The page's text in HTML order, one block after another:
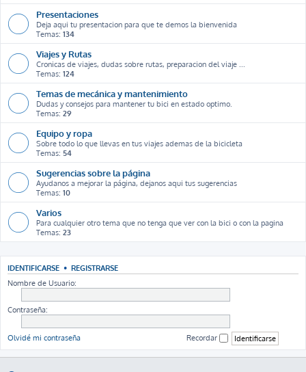
Presentaciones
Deja aqui tu presentacion para que te demos la bienvenida
Temas: 134
Viajes y Rutas
Cronicas de viajes, dudas sobre rutas, preparacion del viaje ...
Temas: 124
Temas de mecánica y mantenimiento
Dudas y consejos para mantener tu bici en estado optimo.
Temas: 29
Equipo y ropa
Sobre todo lo que llevas en tus viajes ademas de la bicicleta
Temas: 54
Sugerencias sobre la página
Ayudanos a mejorar la página, dejanos aqui tus sugerencias
Temas: 10
Varios
Para cualquier otro tema que no tenga que ver con la bici o con la pagina
Temas: 23
IDENTIFICARSE • REGISTRARSE
Nombre de Usuario:
Contraseña:
Olvidé mi contraseña Recordar